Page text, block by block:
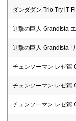
ダンダダン Trio Try iT
進撃の巨人 Grandista
進撃の巨人 Grandista
チェンソーマン レゼ篇
チェンソーマン レゼ篇
チェンソーマン レゼ篇